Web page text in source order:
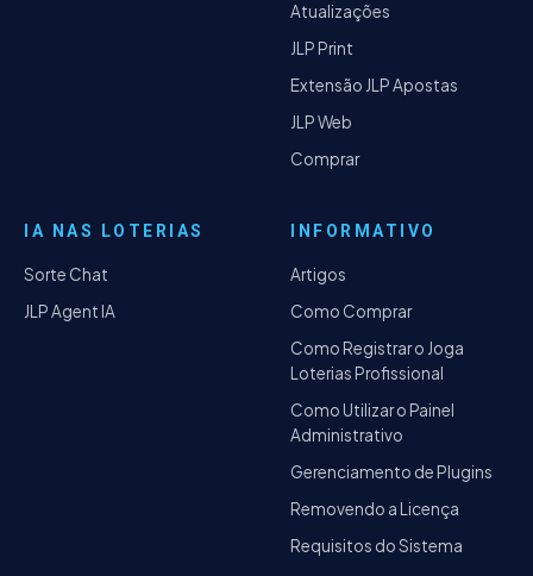
Atualizações
JLP Print
Extensão JLP Apostas
JLP Web
Comprar
IA NAS LOTERIAS
Sorte Chat
JLP Agent IA
INFORMATIVO
Artigos
Como Comprar
Como Registrar o Joga
Loterias Profissional
Como Utilizar o Painel
Administrativo
Gerenciamento de Plugins
Removendo a Licença
Requisitos do Sistema